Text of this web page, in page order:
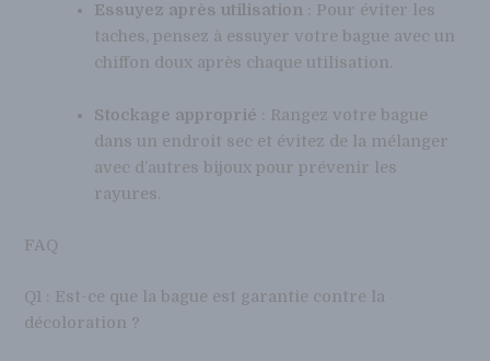
Essuyez après utilisation : Pour éviter les
taches, pensez à essuyer votre bague avec un
chiffon doux après chaque utilisation.
Stockage approprié : Rangez votre bague
dans un endroit sec et évitez de la mélanger
avec d’autres bijoux pour prévenir les
rayures.
FAQ
Q1 : Est-ce que la bague est garantie contre la
décoloration ?